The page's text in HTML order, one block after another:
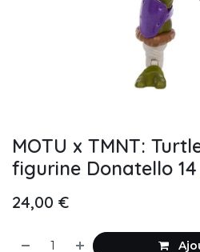
MOTU x TMNT:
figurine Donatello
24,00 €